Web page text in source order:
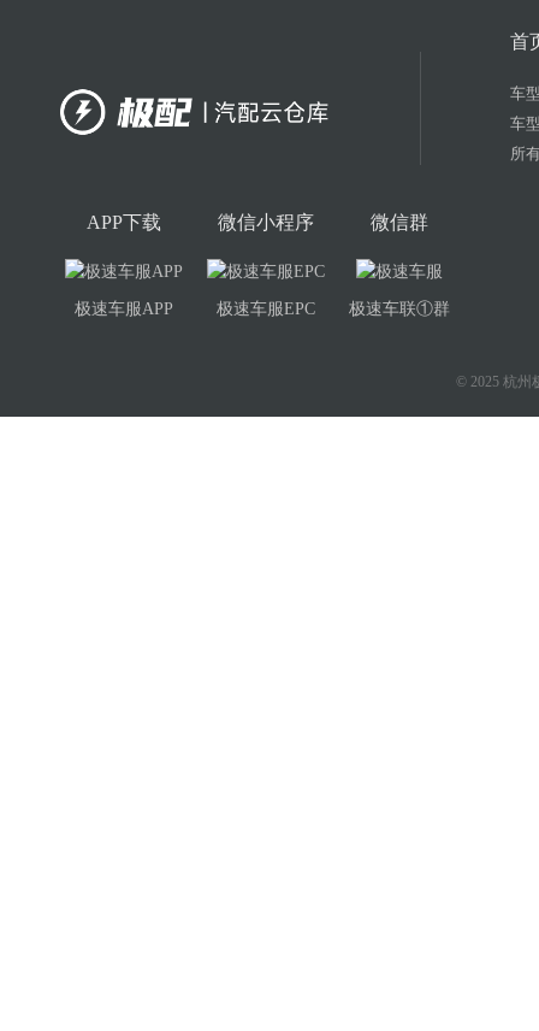
首
车
车
所
APP下载
极速车服APP
微信小程序
极速车服EPC
微信群
极速车联①群
© 2025 杭州